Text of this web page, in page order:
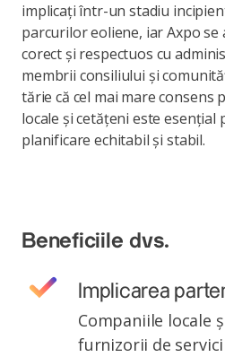
implicați într-un stadiu
parcurilor eoliene, iar Axpo se
corect și respectuos cu
membrii consiliului și
tărie că cel mai mare consens
locale și cetățeni este esențial
planificare echitabil și stabil.
Beneficiile dvs.
Implicarea
Companiile locale
furnizorii de